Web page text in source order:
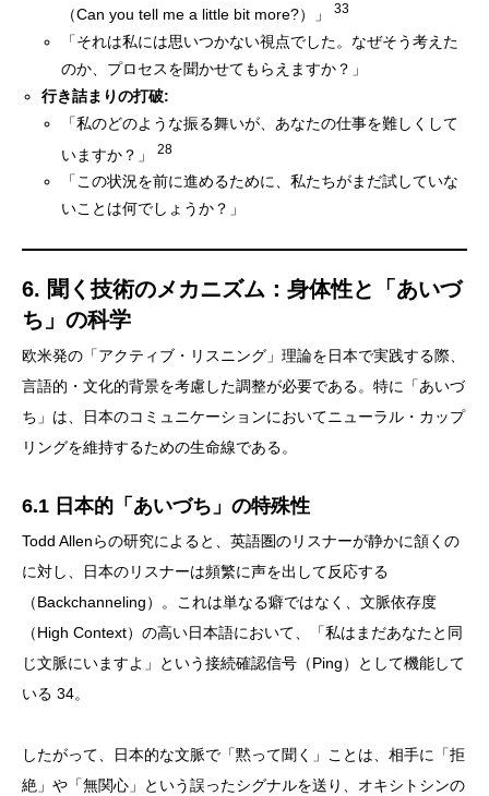
（Can you tell me a little bit more?）」33
「それは私には思いつかない視点でした。なぜそう考えた
のか、プロセスを聞かせてもらえますか？」
行き詰まりの打破:
「私のどのような振る舞いが、あなたの仕事を難しくして
いますか？」28
「この状況を前に進めるために、私たちがまだ試していな
いことは何でしょうか？」
6. 聞く技術のメカニズム：身体性と「あいづ
ち」の科学
欧米発の「アクティブ・リスニング」理論を日本で実践する際、
言語的・文化的背景を考慮した調整が必要である。特に「あいづ
ち」は、日本のコミュニケーションにおいてニューラル・カップ
リングを維持するための生命線である。
6.1 日本的「あいづち」の特殊性
Todd Allenらの研究によると、英語圏のリスナーが静かに頷くの
に対し、日本のリスナーは頻繁に声を出して反応する
（Backchanneling）。これは単なる癖ではなく、文脈依存度
（High Context）の高い日本語において、「私はまだあなたと同
じ文脈にいますよ」という接続確認信号（Ping）として機能して
いる 34。
したがって、日本的な文脈で「黙って聞く」ことは、相手に「拒
絶」や「無関心」という誤ったシグナルを送り、オキシトシンの